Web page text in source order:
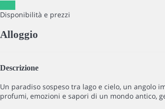
Disponibilità e prezzi
Alloggio
Descrizione
Un paradiso sospeso tra lago e cielo, un angolo
profumi, emozioni e sapori di un mondo antico,